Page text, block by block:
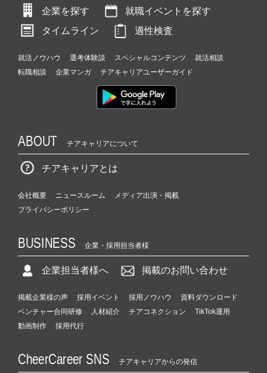
企業を探す
就職イベントを探す
タイムライン
適性検査
就活ノウハウ 選考体験談 スペシャルコンテンツ
就活相談
転職相談
企業マンガ チアキャリアユーザーガイド
ABOUT チアキャリアについて
チアキャリアとは
会社概要 ニュースルーム
メディア出演・掲載
プライバシーポリシー
BUSINESS 企業・採用担当者様
企業担当者様へ 掲載のお問い合わせ
掲載企業様の声 採用イベント 採用ノウハウ
資料ダウンロード
ベンチャー合同研修
人材紹介 チアコネクション
TikTok運用
動画制作
採用代行
CheerCareer SNS チアキャリアからの発信